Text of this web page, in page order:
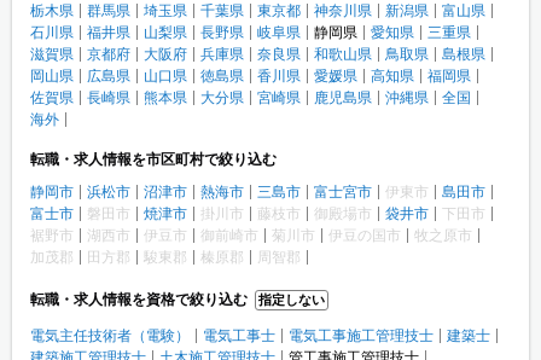
栃木県
群馬県 埼玉県 千葉県 東京都 神奈川県 新潟県
富山県
石川県
福井県 山梨県 長野県 岐阜県 静岡県 愛知県
三重県
滋賀県
京都府 大阪府 兵庫県 奈良県 和歌山県 鳥取県
島根県
岡山県
広島県 山口県 徳島県 香川県 愛媛県 高知県
福岡県
佐賀県
長崎県 熊本県 大分県 宮崎県 鹿児島県 沖縄県
全国
海外
転職・求人情報を市区町村で絞り込む
静岡市
浜松市 沼津市 熱海市 三島市 富士宮市 伊東市
島田市
富士市
磐田市 焼津市 掛川市 藤枝市 御殿場市 袋井市
下田市
裾野市
湖西市 伊豆市 御前崎市 菊川市 伊豆の国市
牧之原市
加茂郡
田方郡 駿東郡 榛原郡 周智郡
転職・求人情報を資格で絞り込む 指定しない
電気主任技術者（電験） 電気工事士 電気工事施工管理技士
建築士